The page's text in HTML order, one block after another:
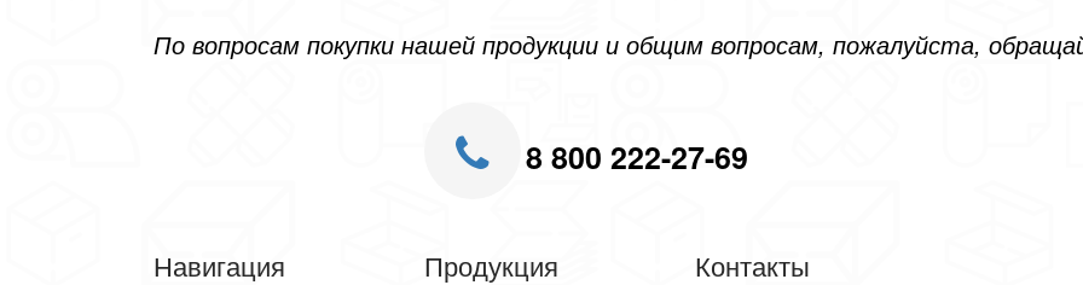
По вопросам покупки нашей продукции и общим вопросам, пожалуйста,
8 800 222-27-69
Навигация Продукция Контакты